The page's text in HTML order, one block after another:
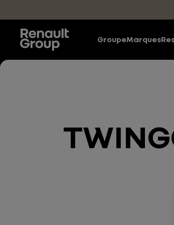
GroupeMarques